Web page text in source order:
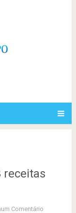
receitas
Comentário